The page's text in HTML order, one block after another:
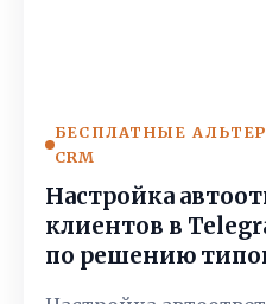
БЕСПЛАТНЫЕ
CRM
Настройка
клиентов в
по решению